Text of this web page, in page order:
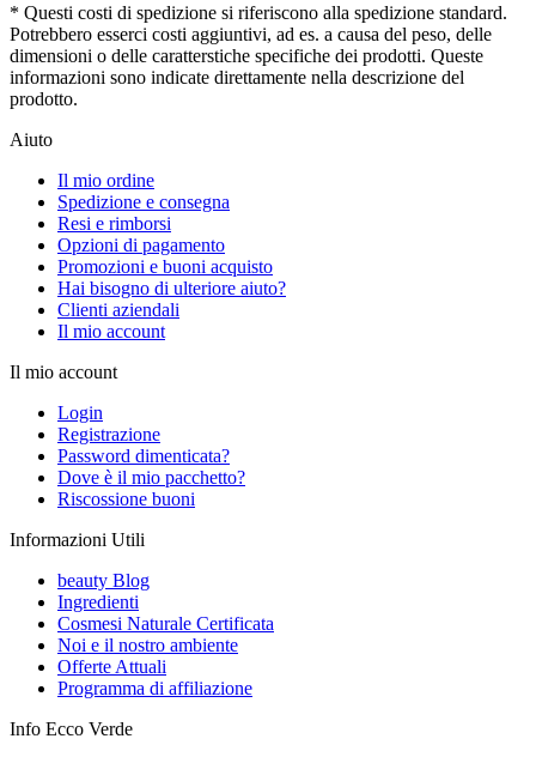
* Questi costi di spedizione si riferiscono alla spedizione standard.
Potrebbero esserci costi aggiuntivi, ad es. a causa del peso, delle
dimensioni o delle caratterstiche specifiche dei prodotti. Queste
informazioni sono indicate direttamente nella descrizione del
prodotto.
Aiuto
Il mio ordine
Spedizione e consegna
Resi e rimborsi
Opzioni di pagamento
Promozioni e buoni acquisto
Hai bisogno di ulteriore aiuto?
Clienti aziendali
Il mio account
Il mio account
Login
Registrazione
Password dimenticata?
Dove è il mio pacchetto?
Riscossione buoni
Informazioni Utili
beauty Blog
Ingredienti
Cosmesi Naturale Certificata
Noi e il nostro ambiente
Offerte Attuali
Programma di affiliazione
Info Ecco Verde